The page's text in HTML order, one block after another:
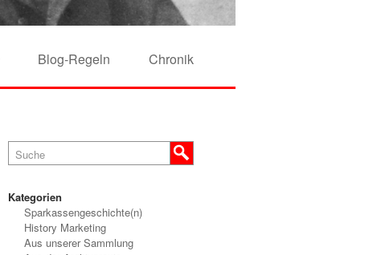
Blog-Regeln Chronik
Kategorien
Sparkassengeschichte(n)
History Marketing
Aus unserer Sammlung